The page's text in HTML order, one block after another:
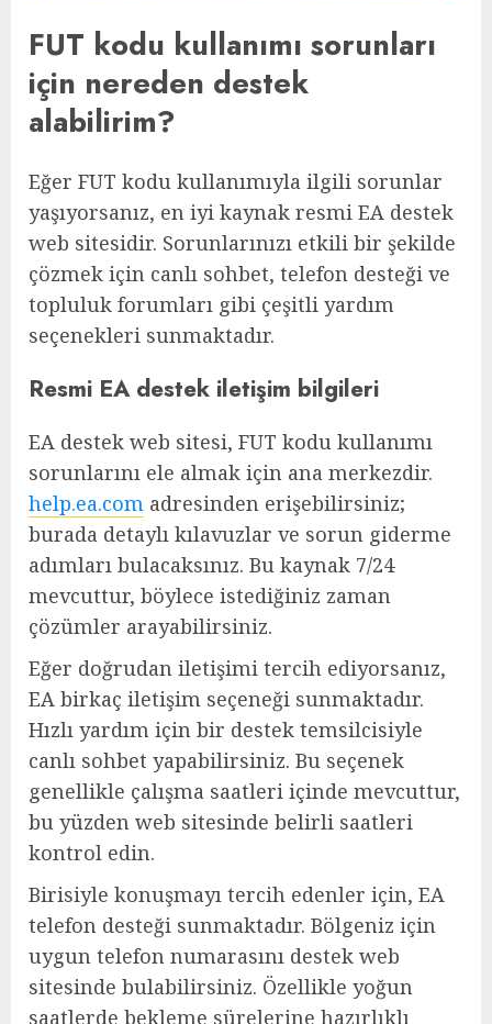
FUT kodu kullanımı sorunları
için nereden destek
alabilirim?
Eğer FUT kodu kullanımıyla ilgili sorunlar
yaşıyorsanız, en iyi kaynak resmi EA destek
web sitesidir. Sorunlarınızı etkili bir şekilde
çözmek için canlı sohbet, telefon desteği ve
topluluk forumları gibi çeşitli yardım
seçenekleri sunmaktadır.
Resmi EA destek iletişim bilgileri
EA destek web sitesi, FUT kodu kullanımı
sorunlarını ele almak için ana merkezdir.
help.ea.com adresinden erişebilirsiniz;
burada detaylı kılavuzlar ve sorun giderme
adımları bulacaksınız. Bu kaynak 7/24
mevcuttur, böylece istediğiniz zaman
çözümler arayabilirsiniz.
Eğer doğrudan iletişimi tercih ediyorsanız,
EA birkaç iletişim seçeneği sunmaktadır.
Hızlı yardım için bir destek temsilcisiyle
canlı sohbet yapabilirsiniz. Bu seçenek
genellikle çalışma saatleri içinde mevcuttur,
bu yüzden web sitesinde belirli saatleri
kontrol edin.
Birisiyle konuşmayı tercih edenler için, EA
telefon desteği sunmaktadır. Bölgeniz için
uygun telefon numarasını destek web
sitesinde bulabilirsiniz. Özellikle yoğun
saatlerde bekleme sürelerine hazırlıklı